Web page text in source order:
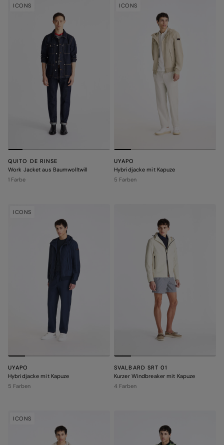
ICONS
QUITO DE RINSE
Work Jacket aus Baumwolltwill
1 Farbe
ICONS
UYAPO
Hybridjacke mit Kapuze
5 Farben
ICONS
UYAPO
Hybridjacke mit Kapuze
5 Farben
SVALBARD SRT 01
Kurzer Windbreaker mit Kapuze
4 Farben
ICONS